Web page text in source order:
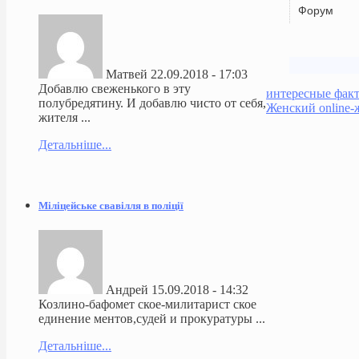
Форум
интересные
Женский online-
Матвей 22.09.2018 - 17:03
Добавлю свеженького в эту
полубредятину. И добавлю чисто от себя,
жителя ...
Детальніше...
Міліцейське свавілля в поліції
Андрей 15.09.2018 - 14:32
Козлино-бафомет ское-милитарист ское
единение ментов,судей и прокуратуры ...
Детальніше...